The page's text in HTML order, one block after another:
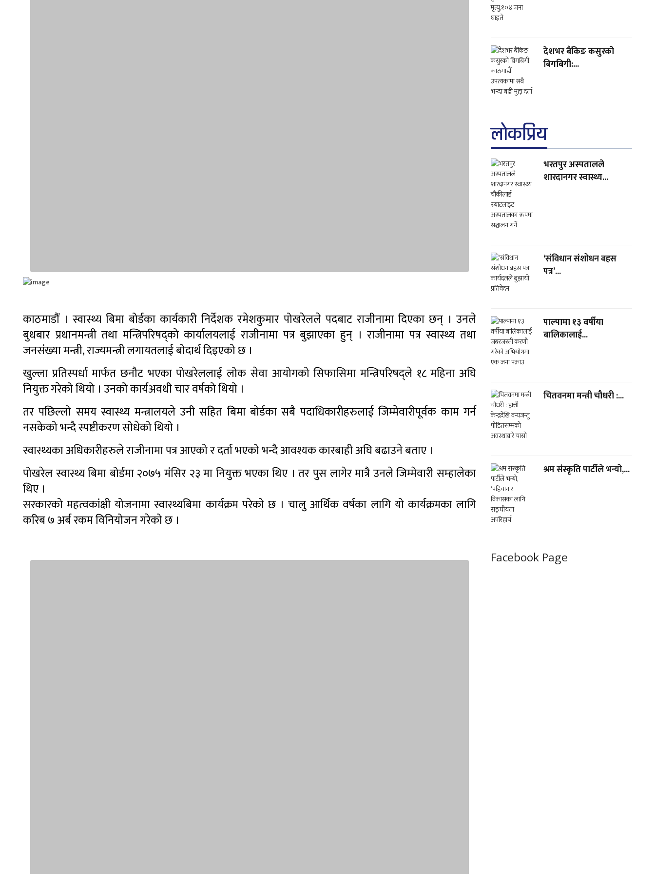
काठमाडौं । स्वास्थ्य बिमा बोर्डका कार्यकारी निर्देशक रमेशकुमार पोखरेलले पदबाट राजीनामा दिएका छन् । उनले
बुधबार प्रधानमन्त्री तथा मन्त्रिपरिषद्को कार्यालयलाई राजीनामा पत्र बुझाएका हुन् । राजीनामा पत्र स्वास्थ्य तथा
जनसंख्या मन्त्री, राज्यमन्त्री लगायतलाई बोदार्थ दिइएको छ ।
खुल्ला प्रतिस्पर्धा मार्फत छनौट भएका पोखरेललाई लोक सेवा आयोगको सिफासिमा मन्त्रिपरिषद्ले १८ महिना अघि
नियुक्त गरेको थियो । उनको कार्यअवधी चार वर्षको थियो ।
तर पछिल्लो समय स्वास्थ्य मन्त्रालयले उनी सहित बिमा बोर्डका सबै पदाधिकारीहरुलाई जिम्मेवारीपूर्वक काम गर्न
नसकेको भन्दै स्पष्टीकरण सोधेको थियो ।
स्वास्थ्यका अधिकारीहरुले राजीनामा पत्र आएको र दर्ता भएको भन्दै आवश्यक कारबाही अघि बढाउने बताए ।
पोखरेल स्वास्थ्य बिमा बोर्डमा २०७५ मंसिर २३ मा नियुक्त भएका थिए । तर पुस लागेर मात्रै उनले जिम्मेवारी सम्हालेका
थिए ।
सरकारको महत्वकांक्षी योजनामा स्वास्थ्यबिमा कार्यक्रम परेको छ । चालु आर्थिक वर्षका लागि यो कार्यक्रमका लागि
करिब ७ अर्ब रकम विनियोजन गरेको छ ।
देशभर बैंकिङ कसुरको
बिगबिगी:...
लाेकप्रिय
भरतपुर अस्पतालले
शारदानगर स्वास्थ्य...
‘संविधान संशोधन बहस
पत्र’...
पाल्पामा १३ वर्षीया
बालिकालाई...
चितवनमा मन्त्री चौधरी :...
श्रम संस्कृति पार्टीले भन्यो,...
Facebook Page